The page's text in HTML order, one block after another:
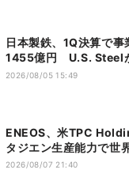
日本製鉄、1Q決算で
1455億円 U.S. Steel
2026/08/05 15:49
ENEOS、米TPC
タジエン生産能力で世
2026/08/07 21:40